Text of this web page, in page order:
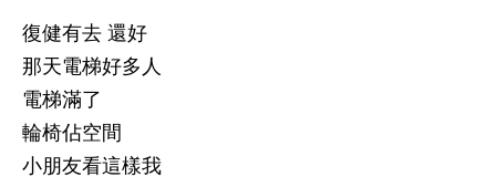
復健有去 還好
那天電梯好多人
電梯滿了
輪椅佔空間
小朋友看這樣我